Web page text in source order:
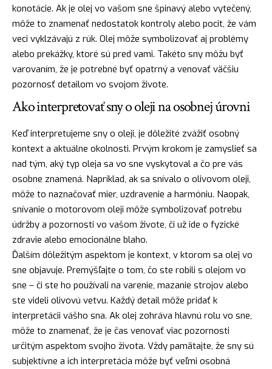
konotácie. Ak je olej vo vašom sne špinavý alebo vytečený,
môže to znamenať nedostatok kontroly alebo pocit, že vám
veci vyklzávajú z rúk. Olej môže symbolizovať aj problémy
alebo prekážky, ktoré sú pred vami. Takéto sny môžu byť
varovaním, že je potrebné byť opatrný a venovať väčšiu
pozornosť detailom vo svojom živote.
Ako interpretovať sny o oleji na osobnej úrovni
Keď interpretujeme sny o oleji, je dôležité zvážiť osobný
kontext a aktuálne okolnosti. Prvým krokom je zamyslieť sa
nad tým, aký typ oleja sa vo sne vyskytoval a čo pre vás
osobne znamená. Napríklad, ak sa snívalo o olivovom oleji,
môže to naznačovať mier, uzdravenie a harmóniu. Naopak,
snívanie o motorovom oleji môže symbolizovať potrebu
údržby a pozornosti vo vašom živote, či už ide o fyzické
zdravie alebo emocionálne blaho.
Ďalším dôležitým aspektom je kontext, v ktorom sa olej vo
sne objavuje. Premýšľajte o tom, čo ste robili s olejom vo
sne – či ste ho používali na varenie, mazanie strojov alebo
ste videli olivovú vetvu. Každý detail môže pridať k
interpretácii vášho sna. Ak olej zohráva hlavnú rolu vo sne,
môže to znamenať, že je čas venovať viac pozornosti
určitým aspektom svojho života. Vždy pamätajte, že sny sú
subjektívne a ich interpretácia môže byť veľmi osobná